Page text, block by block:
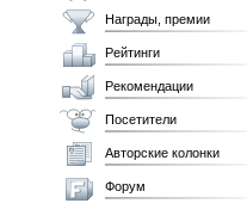
Награды, премии
Рейтинги
Рекомендации
Посетители
Авторские колонки
Форум